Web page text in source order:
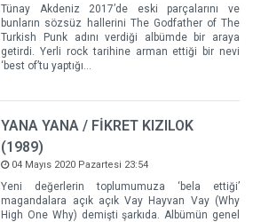
Tünay Akdeniz 2017’de eski parçalarını ve
bunların sözsüz hallerini The Godfather of The
Turkish Punk adını verdiği albümde bir araya
getirdi. Yerli rock tarihine arman ettiği bir nevi
‘best of’tu yaptığı…
YANA YANA / FİKRET KIZILOK
(1989)
04 Mayıs 2020 Pazartesi 23:54
Yeni değerlerin toplumumuza ‘bela ettiği’
magandalara açık açık Vay Hayvan Vay (Why
High One Why) demişti şarkıda. Albümün genel